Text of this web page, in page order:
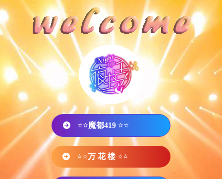
⭐⭐魔都419 ⭐⭐
⭐⭐万 花 楼 ⭐⭐